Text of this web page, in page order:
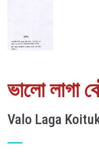
ভালো লাগা
Valo Laga